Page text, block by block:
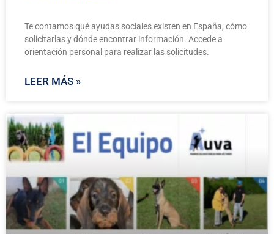
Te contamos qué ayudas sociales existen en España, cómo
solicitarlas y dónde encontrar información. Accede a
orientación personal para realizar las solicitudes.
LEER MÁS »